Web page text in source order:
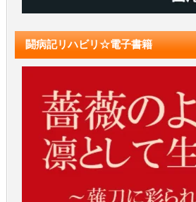
闘病記リハビリ☆電子書籍